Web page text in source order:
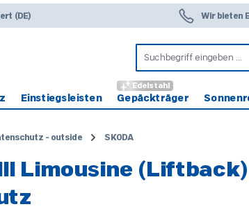
(DE) Wir bieten
Einstiegsleisten Gepäckträger
Edelstahl
- outside SKODA
III Limousine